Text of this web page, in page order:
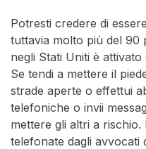
Potresti credere di
tuttavia molto più del 90
negli Stati Uniti è
Se tendi a mettere il
strade aperte o effettui
telefoniche o invii
mettere gli altri a
telefonate dagli avvocati